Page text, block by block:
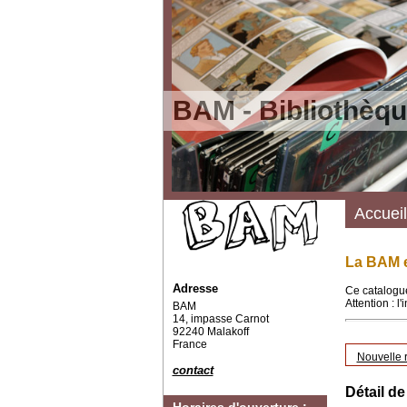
BAM -
La BAM
Ce
Attention :
Nouvelle
Détail
Accueil
Adresse
BAM
14, impasse Carnot
92240 Malakoff
France
contact